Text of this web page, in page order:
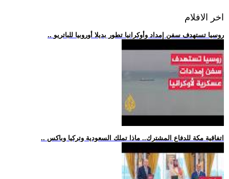
اخر الافلام
.. روسيا تستهدف سفن إمداد وأوكرانيا تطور بديلا أوروبيا للباتريو
.. اتفاقية مكة للدفاع المشترك.. ماذا تملك السعودية وتركيا وباكس